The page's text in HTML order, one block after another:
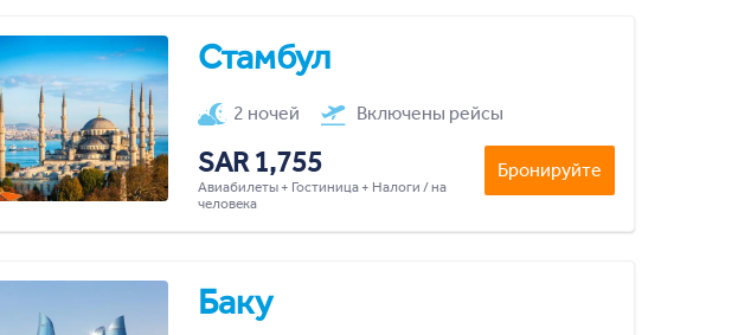
Стамбул
2 ночей Включены рейсы
SAR 1,755
Авиабилеты + Гостиница + Налоги / на
человека
Бронируйте
Баку